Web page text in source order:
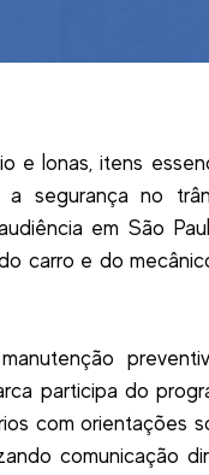
e lonas, itens
segurança no
em São
carro e do
participa do
com orientações
comunicação